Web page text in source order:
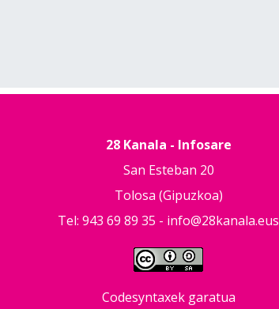
28 Kanala - Infosare
San Esteban 20
Tolosa (Gipuzkoa)
Tel: 943 69 89 35 - info@28kanala.eus
Codesyntaxek garatua